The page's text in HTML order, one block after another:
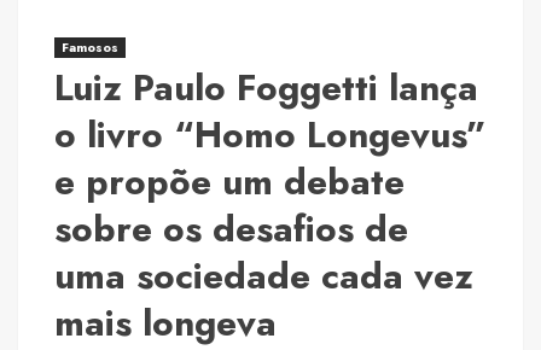
Amazon
e
propõe
sobre
uma
sociedade
mais
Famosos
Luiz Paulo Foggetti lança
o livro “Homo Longevus”
e propõe um debate
sobre os desafios de
uma sociedade cada vez
mais longeva